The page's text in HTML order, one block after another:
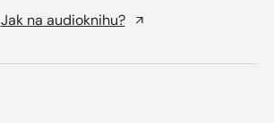
Jak na audioknihu?